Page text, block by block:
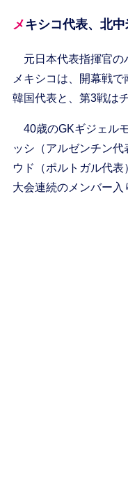
メキシコ代表、北
元日本代表指揮官の
メキシコは、開幕戦
韓国代表と、第3戦は
40歳のGKギジェル
ッシ（アルゼンチン
ウド（ポルトガル代
大会連続のメンバー入